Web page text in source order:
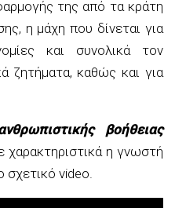
της από τα κράτη
η μάχη που δίνεται για
και συνολικά τον
ζητήματα, καθώς και για
βοήθειας
χαρακτηριστικά η γνωστή
σχετικό video.